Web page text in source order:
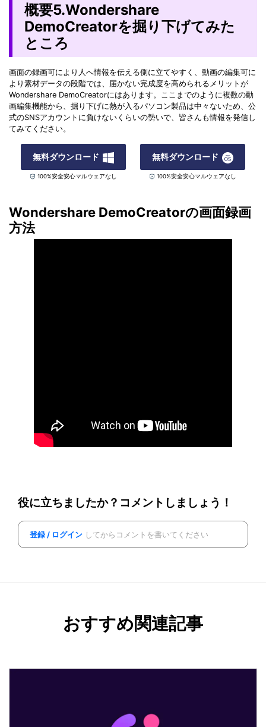
概要5.Wondershare
DemoCreatorを掘り下げてみた
ところ
画面の録画可により人へ情報を伝える側に立てやすく、動画の編集可に
より素材データの段階では、届かない完成度を高められるメリットが
Wondershare DemoCreatorにはあります。ここまでのように複数の動
画編集機能から、掘り下げに熱が入るパソコン製品は中々ないため、公
式のSNSアカウントに負けないくらいの勢いで、皆さんも情報を発信し
てみてください。
無料ダウンロード
100%安全安心マルウェアなし
無料ダウンロード
100%安全安心マルウェアなし
Wondershare DemoCreatorの画面録画
方法
役に立ちましたか？コメントしましょう！
登録 / ログイン してからコメントを書いてください
おすすめ関連記事